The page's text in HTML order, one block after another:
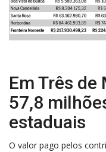
Em Três de
57,8
estaduais
O valor pago pelos